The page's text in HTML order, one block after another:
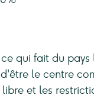
qui fait du
le centre
libre et les